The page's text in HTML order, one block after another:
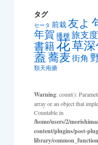
タグ
セータ 前栽友よ
年賀 播種旅支度
書籍花草
蓋蕎麦街角
類天疱瘡
Warning: count():
array or an object that
Countable in
/home/users/2/
content/plugins/post-
library/